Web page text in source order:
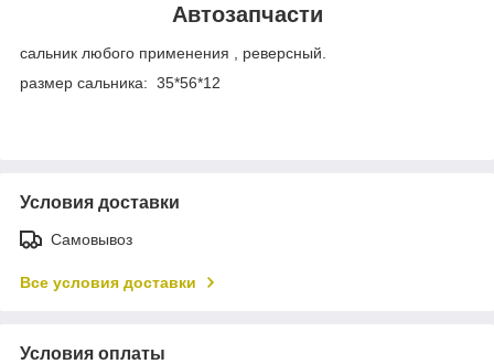
Автозапчасти
сальник любого применения , реверсный.
размер сальника: 35*56*12
Условия доставки
Самовывоз
Все условия доставки
Условия оплаты